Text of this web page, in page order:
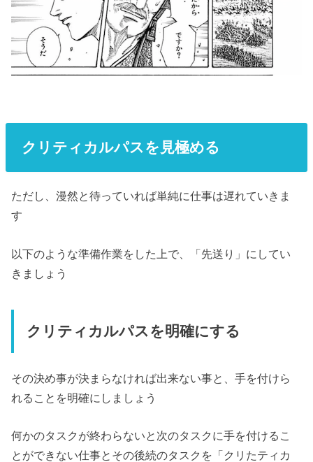
クリティカルパスを見極める
ただし、漫然と待っていれば単純に仕事は遅れていきま
す
以下のような準備作業をした上で、「先送り」にしてい
きましょう
クリティカルパスを明確にする
その決め事が決まらなければ出来ない事と、手を付けら
れることを明確にしましょう
何かのタスクが終わらないと次のタスクに手を付けるこ
とができない仕事とその後続のタスクを「クリたティカ